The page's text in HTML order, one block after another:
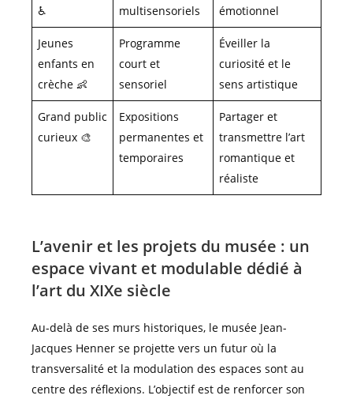
♿
multisensoriels
émotionnel
Jeunes
enfants en
crèche 👶
Programme
court et
sensoriel
Éveiller la
curiosité et le
sens artistique
Grand public
curieux 🎨
Expositions
permanentes et
temporaires
Partager et
transmettre l’art
romantique et
réaliste
L’avenir et les projets du musée : un
espace vivant et modulable dédié à
l’art du XIXe siècle
Au-delà de ses murs historiques, le musée Jean-
Jacques Henner se projette vers un futur où la
transversalité et la modulation des espaces sont au
centre des réflexions. L’objectif est de renforcer son